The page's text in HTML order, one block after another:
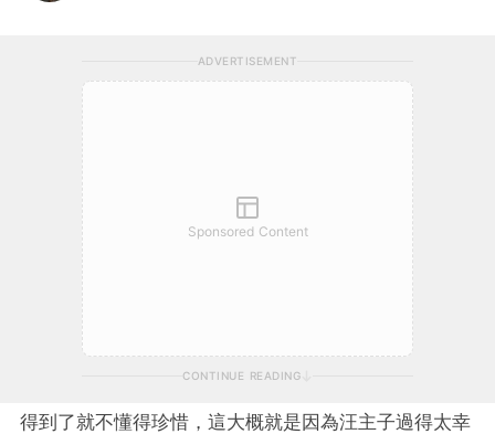
ADVERTISEMENT
Sponsored Content
CONTINUE READING
得到了就不懂得珍惜，這大概就是因為汪主子過得太幸